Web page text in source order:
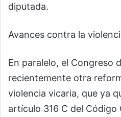
diputada.
Avances contra la
En paralelo, el Congreso
recientemente otra
violencia vicaria, que ya
artículo 316 C del Código